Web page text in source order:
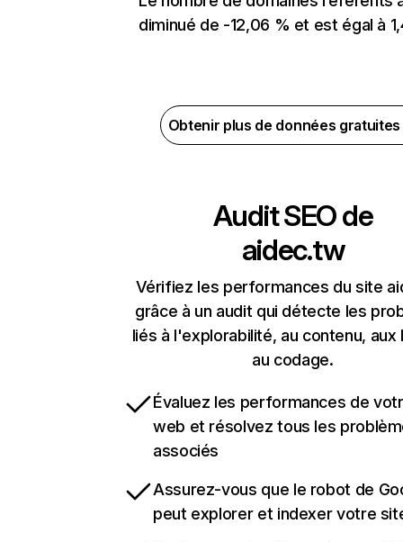
diminué de -12,06 % et est égal à
Obtenir plus de données
Audit SEO de
aidec.tw
Vérifiez les performances du site
grâce à un audit qui détecte les
liés à l'explorabilité, au contenu, aux
au codage.
Évaluez les performances de
web et résolvez tous les
associés
Assurez-vous que le robot de
peut explorer et indexer votre